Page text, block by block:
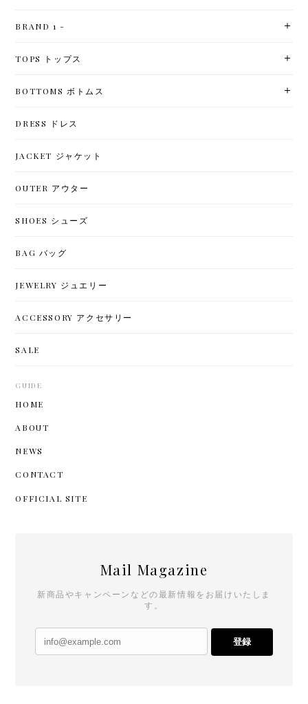
BRAND 1 -
TOPS トップス
BOTTOMS ボトムス
DRESS ドレス
JACKET ジャケット
OUTER アウター
SHOES シューズ
BAG バッグ
JEWELRY ジュエリー
ACCESSORY アクセサリー
SALE
GUIDE
HOME
ABOUT
NEWS
CONTACT
OFFICIAL SITE
Mail Magazine
新商品やキャンペーンなどの最新情報をお届けいたしま
す。
登録